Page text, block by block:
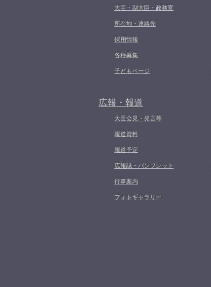
大臣・副大臣・政務官
所在地・連絡先
採用情報
各種募集
子どもページ
広報・報道
大臣会見・発言等
報道資料
報道予定
広報誌・パンフレット
行事案内
フォトギャラリー